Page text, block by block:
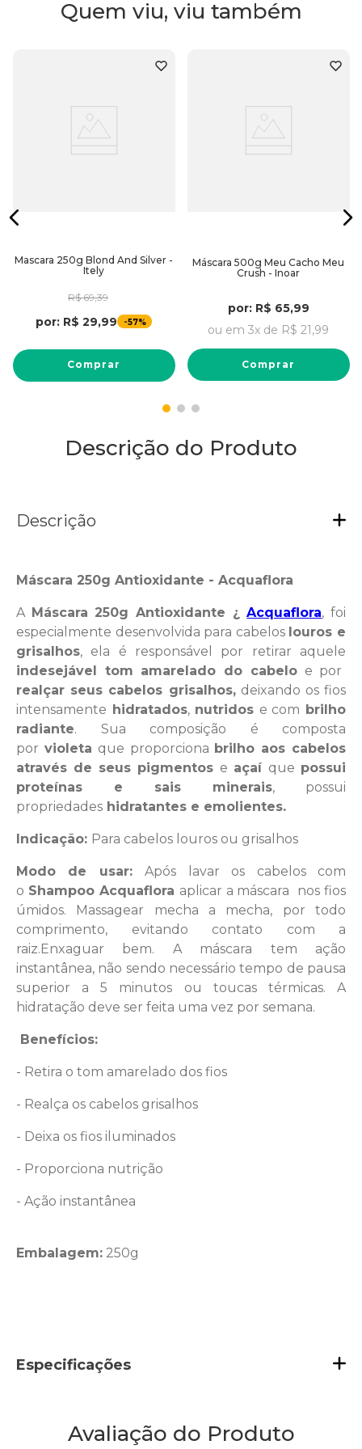
Quem viu, viu também
Mascara 250g Blond And Silver -
Itely
R$ 69,39
por: R$ 29,99 -57%
Comprar
Máscara 500g Meu Cacho Meu
Crush - Inoar
por: R$ 65,99
ou em 3x de R$ 21 ,99
Comprar
Descrição do Produto
Descrição
Máscara 250g Antioxidante - Acquaflora
A Máscara 250g Antioxidante ¿Acquaflora, foi
especialmente desenvolvida para cabelos louros e
grisalhos, ela é responsável por retirar aquele
indesejável tom amarelado do cabeloe por
realçar seus cabelos grisalhos,deixando os fios
intensamente hidratados,nutridos e com brilho
radiante. Sua composição é composta
por violeta que proporciona brilho aos cabelos
através de seus pigmentos e açaí que possui
proteínas e sais minerais, possui
propriedades hidratantes e emolientes.
Indicação: Para cabelos louros ou grisalhos
Modo de usar:Após lavar os cabelos com
o Shampoo Acquaflora aplicar a máscara nos fios
úmidos. Massagear mecha a mecha, por todo
comprimento, evitando contato com a
raiz.Enxaguar bem. A máscara tem ação
instantânea, não sendo necessário tempo de pausa
superior a 5 minutos ou toucas térmicas. A
hidratação deve ser feita uma vez por semana.
Benefícios:
- Retira o tom amarelado dos fios
- Realça os cabelos grisalhos
- Deixa os fios iluminados
- Proporciona nutrição
- Ação instantânea
Embalagem: 250g
Especificações
Avaliação do Produto